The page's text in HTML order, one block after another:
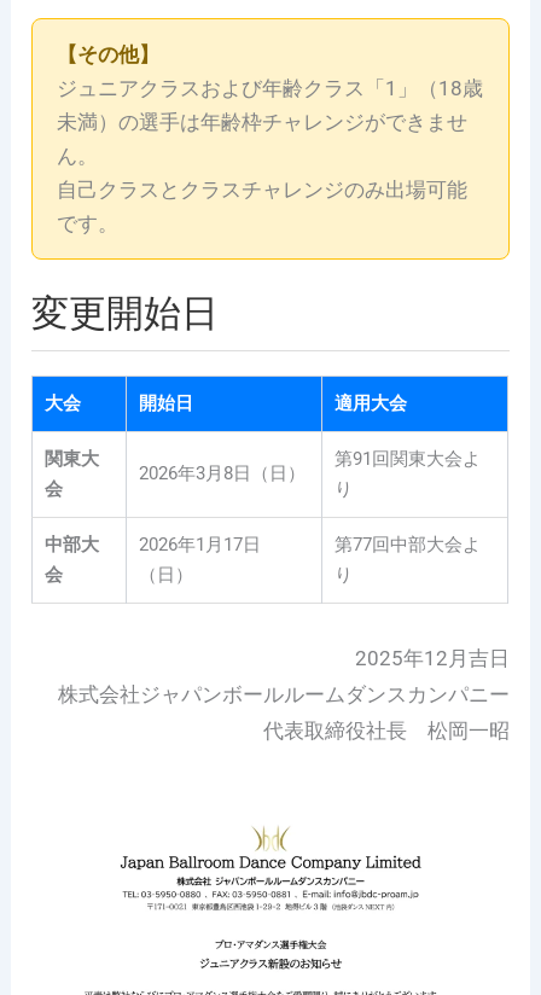
【その他】
ジュニアクラスおよび年齢クラス「1」（18歳
未満）の選手は年齢枠チャレンジができませ
ん。
自己クラスとクラスチャレンジのみ出場可能
です。
変更開始日
大会 開始日 適用大会
関東大
会
2026年3月8日（日）
第91回関東大会よ
り
中部大
会
2026年1月17日
（日）
第77回中部大会よ
り
2025年12月吉日
株式会社ジャパンボールルームダンスカンパニー
代表取締役社長 松岡一昭